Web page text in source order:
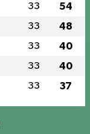
33 54
33 48
33 40
33 40
33 37